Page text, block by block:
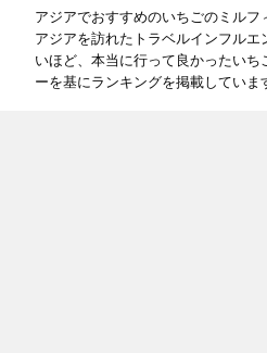
アジアでおすすめのいちごのミル
アジアを訪れたトラベルインフル
いほど、本当に行って良かったいち
ーを基にランキングを掲載していま